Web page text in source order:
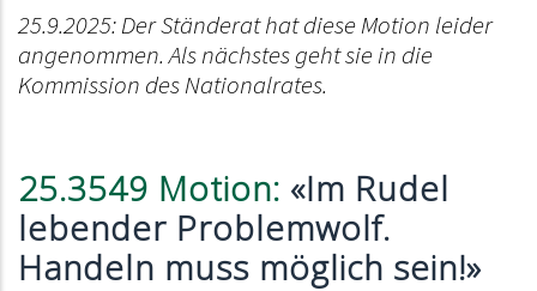
25.9.2025: Der Ständerat hat diese Motion leider
angenommen. Als nächstes geht sie in die
Kommission des Nationalrates.
25.3549 Motion: «Im Rudel
lebender Problemwolf.
Handeln muss möglich sein!»